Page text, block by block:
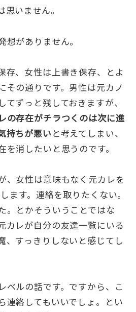
いません。
想がありません。
存、女性は上書き保存、とよ
その通りです。男性は元カノ
ずっと残しておきますが、
の存在がチラつくのは次に進
持ちが悪い と考えてしまい、
消したいと思うのです。
、女性は意味もなく元カレを
ます。連絡を取りたくない。
。とかそういうことではな
カレが自分の友達一覧にいる
、すっきりしないと感じてし
ベルの話です。ですから、こ
連絡してもいいでしょ。とい